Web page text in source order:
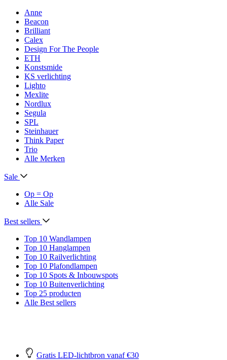
Anne
Beacon
Brilliant
Calex
Design For The People
ETH
Konstsmide
KS verlichting
Lighto
Mexlite
Nordlux
Segula
SPL
Steinhauer
Think Paper
Trio
Alle Merken
Sale
Op = Op
Alle Sale
Best sellers
Top 10 Wandlampen
Top 10 Hanglampen
Top 10 Railverlichting
Top 10 Plafondlampen
Top 10 Spots & Inbouwspots
Top 10 Buitenverlichting
Top 25 producten
Alle Best sellers
Gratis LED-lichtbron vanaf €30